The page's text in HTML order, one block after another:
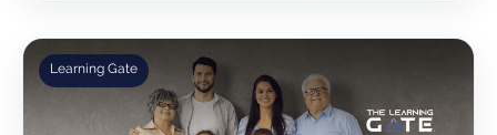
Learning Gate